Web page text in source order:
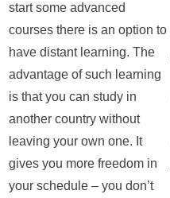
start some advanced
courses there is an option to
have distant learning. The
advantage of such learning
is that you can study in
another country without
leaving your own one. It
gives you more freedom in
your schedule – you don’t